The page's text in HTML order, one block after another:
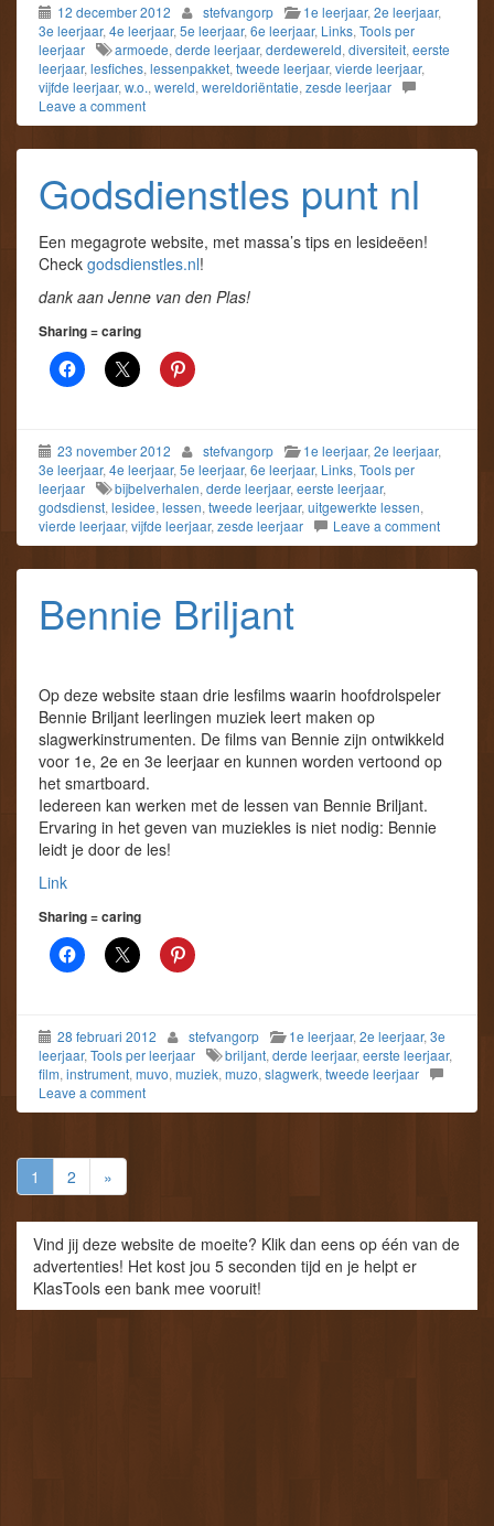
12 december 2012 stefvangorp 1e leerjaar, 2e leerjaar,
3e leerjaar, 4e leerjaar, 5e leerjaar, 6e leerjaar, Links, Tools per
leerjaar
armoede, derde leerjaar, derdewereld, diversiteit, eerste
leerjaar, lesfiches, lessenpakket, tweede leerjaar, vierde leerjaar,
vijfde leerjaar, w.o., wereld, wereldoriëntatie, zesde leerjaar
Leave a comment
Godsdienstles punt nl
Een megagrote website, met massa’s tips en lesideëen!
Check godsdienstles.nl!
dank aan Jenne van den Plas!
Sharing = caring
23 november 2012 stefvangorp 1e leerjaar, 2e leerjaar,
3e leerjaar, 4e leerjaar, 5e leerjaar, 6e leerjaar, Links, Tools per
leerjaar
bijbelverhalen, derde leerjaar, eerste leerjaar,
godsdienst, lesidee, lessen, tweede leerjaar, uitgewerkte lessen,
vierde leerjaar, vijfde leerjaar, zesde leerjaar Leave a comment
Bennie Briljant
Op deze website staan drie lesfilms waarin hoofdrolspeler
Bennie Briljant leerlingen muziek leert maken op
slagwerkinstrumenten. De films van Bennie zijn ontwikkeld
voor 1e, 2e en 3e leerjaar en kunnen worden vertoond op
het smartboard.
Iedereen kan werken met de lessen van Bennie Briljant.
Ervaring in het geven van muziekles is niet nodig: Bennie
leidt je door de les!
Link
Sharing = caring
28 februari 2012 stefvangorp 1e leerjaar, 2e leerjaar, 3e
leerjaar, Tools per leerjaar briljant, derde leerjaar, eerste leerjaar,
film, instrument, muvo, muziek, muzo, slagwerk, tweede leerjaar
Leave a comment
1 2 »
Vind jij deze website de moeite? Klik dan eens op één van de
advertenties! Het kost jou 5 seconden tijd en je helpt er
KlasTools een bank mee vooruit!